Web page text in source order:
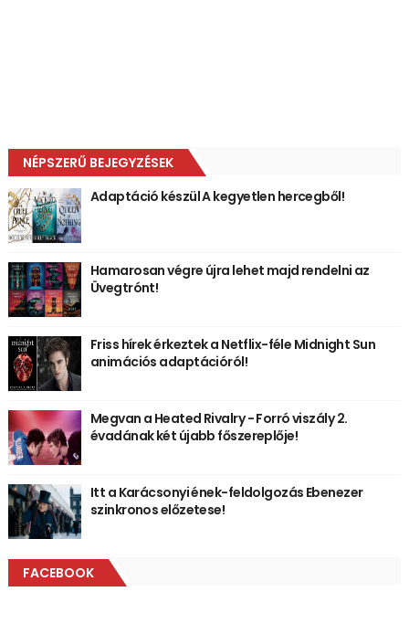
NÉPSZERŰ BEJEGYZÉSEK
Adaptáció készül A kegyetlen hercegből!
Hamarosan végre újra lehet majd rendelni az
Üvegtrónt!
Friss hírek érkeztek a Netflix-féle Midnight Sun
animációs adaptációról!
Megvan a Heated Rivalry - Forró viszály 2.
évadának két újabb főszereplője!
Itt a Karácsonyi ének-feldolgozás Ebenezer
szinkronos előzetese!
FACEBOOK